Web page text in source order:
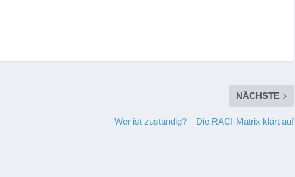
NÄCHSTE
Wer ist zuständig? – Die RACI-Matrix klärt auf